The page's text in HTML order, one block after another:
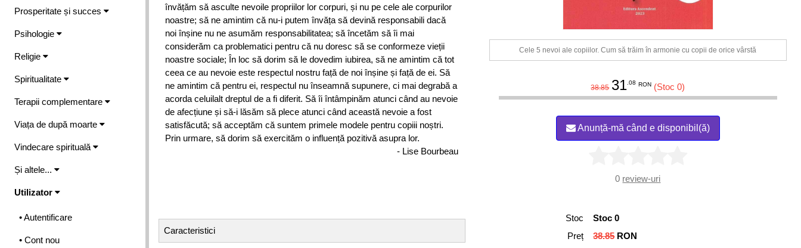
Prosperitate și succes
Psihologie
Religie
Spiritualitate
Terapii complementare
Viața de după moarte
Vindecare spirituală
Și altele...
Utilizator
• Autentificare
• Cont nou
învățăm să asculte nevoile propriilor lor corpuri, și nu pe cele ale corpurilor
noastre; să ne amintim că nu-i putem învăța să devină responsabili dacă
noi înșine nu ne asumăm responsabilitatea; să încetăm să îi mai
considerăm ca problematici pentru că nu doresc să se conformeze vieții
noastre sociale; În loc să dorim să le dovedim iubirea, să ne amintim că tot
ceea ce au nevoie este respectul nostru față de noi înșine și față de ei. Să
ne amintim că pentru ei, respectul nu înseamnă supunere, ci mai degrabă a
acorda celuilalt dreptul de a fi diferit. Să îi întâmpinăm atunci când au nevoie
de afecțiune și să-i lăsăm să plece atunci când această nevoie a fost
satisfăcută; să acceptăm că suntem primele modele pentru copiii noștri.
Prin urmare, să dorim să exercităm o influență pozitivă asupra lor.
- Lise Bourbeau
Cele 5 nevoi ale copiilor. Cum să trăim în armonie cu copii de orice vârstă
38.85 31 .08 RON (Stoc 0)
Anunță-mă când e disponibil(ă)
0 review-uri
Caracteristici
Stoc
Stoc 0
Preț
38.85RON